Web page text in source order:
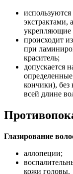
экстрактами,
укрепляющие
происходит
при
краситель;
допускается
кончики), без
всей длине
Глазирование
аллопеции;
кожи головы.